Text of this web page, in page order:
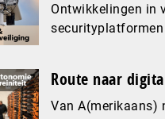
Ontwikkelingen in
securityplatformen
Route naar
Van A(merikaans)